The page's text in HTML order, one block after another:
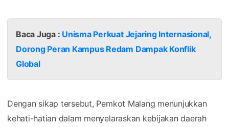
Baca Juga : Unisma Perkuat Jejaring Internasional,
Dorong Peran Kampus Redam Dampak Konflik
Global
Dengan sikap tersebut, Pemkot Malang menunjukkan
kehati-hatian dalam menyelaraskan kebijakan daerah